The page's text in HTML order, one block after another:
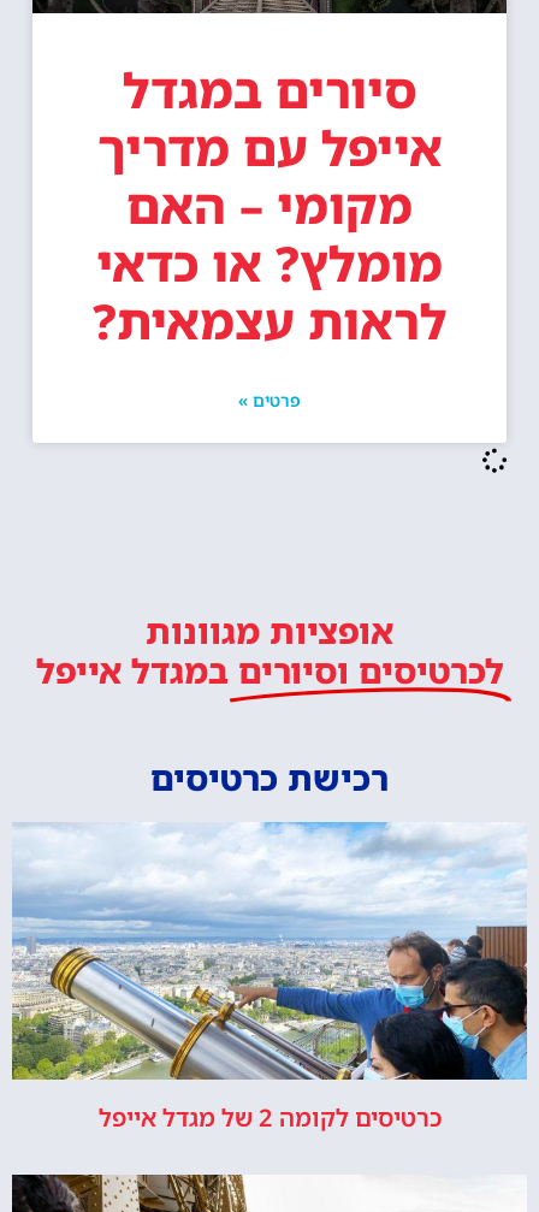
סיורים במגדל
אייפל עם מדריך
מקומי – האם
מומלץ? או כדאי
לראות עצמאית?
פרטים »
אופציות מגוונות
לכרטיסים וסיורים במגדל אייפל
רכישת כרטיסים
כרטיסים לקומה 2 של מגדל אייפל